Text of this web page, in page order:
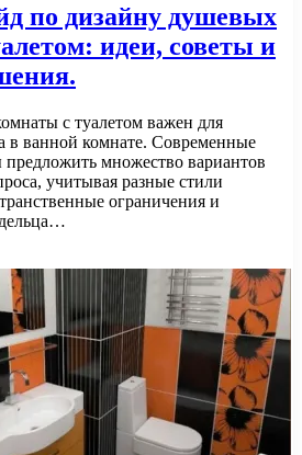
по дизайну душевых
идеи, советы и
с туалетом важен для
в ванной комнате. Современные
предложить множество вариантов
учитывая разные стили
ограничения и